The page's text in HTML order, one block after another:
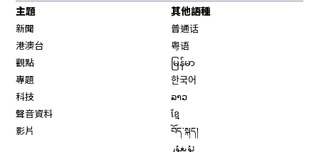
主題
新聞
港澳台
觀點
專題
科技
聲音資料
影片
其他語種
普通话
粤语
မြန်မာ
한국어
ລາວ
ខ្មែ
བོད་སྐད།
ئۇيغۇر